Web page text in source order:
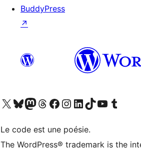
BuddyPress
↗
Visitez notre compte X (précédemment Twitter)
Visiter notre compte Bluesky
Visiter notre compte Mastodon
Visiter notre compte Threads
Consulter notre compte Facebook
Consulter notre compte Instagram
Consulter notre compte LinkedIn
Visiter notre compte TokTok
Visiter notre chaîne YouTube
Visiter notre compte Tumblr
Le code est une poésie.
The WordPress® trademark is the